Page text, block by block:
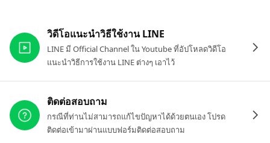
วิดีโอแนะนำวิธีใช้งาน LINE
LINE มี Official Channel ใน Youtube ที่อัปโหลดวิดีโอ
แนะนำวิธีการใช้งาน LINE ต่างๆ เอาไว้
ติดต่อสอบถาม
กรณีที่ท่านไม่สามารถแก้ไขปัญหาได้ด้วยตนเอง โปรด
ติดต่อเข้ามาผ่านแบบฟอร์มติดต่อสอบถาม